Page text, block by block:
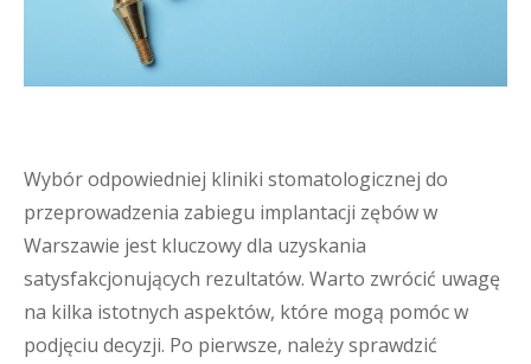
Wybór odpowiedniej kliniki stomatologicznej do
przeprowadzenia zabiegu implantacji zębów w
Warszawie jest kluczowy dla uzyskania
satysfakcjonujących rezultatów. Warto zwrócić uwagę
na kilka istotnych aspektów, które mogą pomóc w
podjęciu decyzji. Po pierwsze, należy sprawdzić